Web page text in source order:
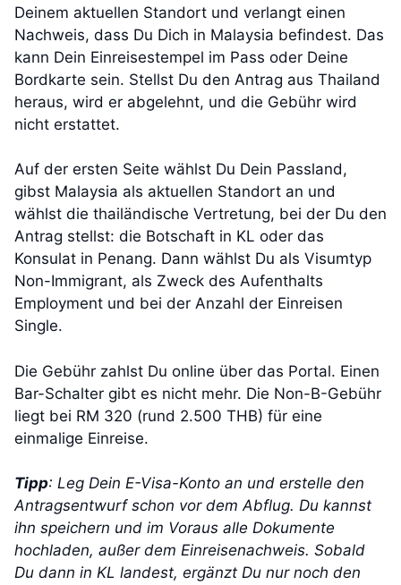
Deinem aktuellen Standort und verlangt einen
Nachweis, dass Du Dich in Malaysia befindest. Das
kann Dein Einreisestempel im Pass oder Deine
Bordkarte sein. Stellst Du den Antrag aus Thailand
heraus, wird er abgelehnt, und die Gebühr wird
nicht erstattet.
Auf der ersten Seite wählst Du Dein Passland,
gibst Malaysia als aktuellen Standort an und
wählst die thailändische Vertretung, bei der Du den
Antrag stellst: die Botschaft in KL oder das
Konsulat in Penang. Dann wählst Du als Visumtyp
Non-Immigrant, als Zweck des Aufenthalts
Employment und bei der Anzahl der Einreisen
Single.
Die Gebühr zahlst Du online über das Portal. Einen
Bar-Schalter gibt es nicht mehr. Die Non-B-Gebühr
liegt bei RM 320 (rund 2.500 THB) für eine
einmalige Einreise.
Tipp: Leg Dein E-Visa-Konto an und erstelle den
Antragsentwurf schon vor dem Abflug. Du kannst
ihn speichern und im Voraus alle Dokumente
hochladen, außer dem Einreisenachweis. Sobald
Du dann in KL landest, ergänzt Du nur noch den